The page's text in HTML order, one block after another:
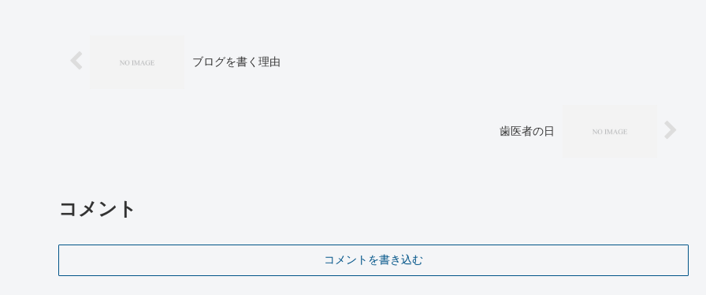
ブログを書く理由
歯医者の日
コメント
コメントを書き込む